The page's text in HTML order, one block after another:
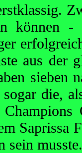
können
aus der
sieben
die,
Saprissa
sein musste.